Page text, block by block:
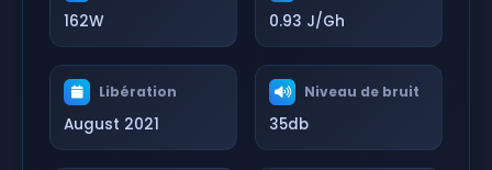
162W 0.93 J/Gh
Libération
August 2021
Niveau de bruit
35db